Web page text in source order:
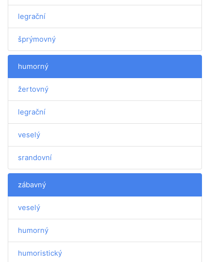
legrační
šprýmovný
humorný
žertovný
legrační
veselý
srandovní
zábavný
veselý
humorný
humoristický